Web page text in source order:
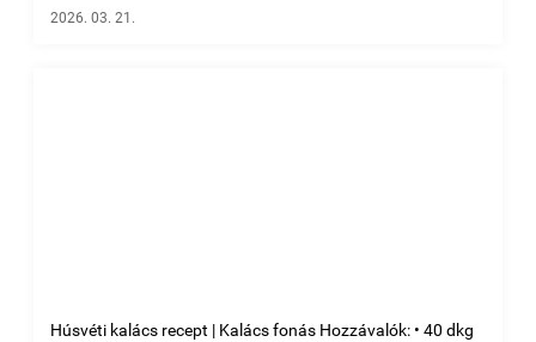
2026. 03. 21.
Húsvéti kalács recept | Kalács fonás Hozzávalók: • 40 dkg